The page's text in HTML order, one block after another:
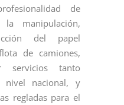
de
manipulación,
del papel
de camiones,
servicios tanto
nivel nacional, y
regladas para el